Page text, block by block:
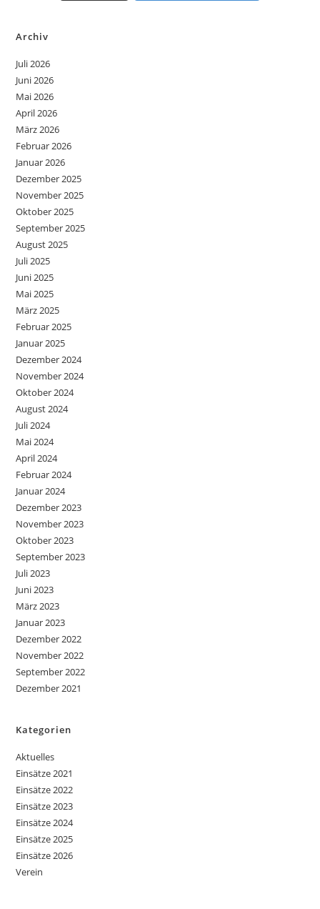
Archiv
Juli 2026
Juni 2026
Mai 2026
April 2026
März 2026
Februar 2026
Januar 2026
Dezember 2025
November 2025
Oktober 2025
September 2025
August 2025
Juli 2025
Juni 2025
Mai 2025
März 2025
Februar 2025
Januar 2025
Dezember 2024
November 2024
Oktober 2024
August 2024
Juli 2024
Mai 2024
April 2024
Februar 2024
Januar 2024
Dezember 2023
November 2023
Oktober 2023
September 2023
Juli 2023
Juni 2023
März 2023
Januar 2023
Dezember 2022
November 2022
September 2022
Dezember 2021
Kategorien
Aktuelles
Einsätze 2021
Einsätze 2022
Einsätze 2023
Einsätze 2024
Einsätze 2025
Einsätze 2026
Verein